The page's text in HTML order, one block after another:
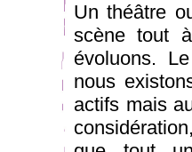
Un théâtre
scène tout
évoluons.
nous
actifs mais